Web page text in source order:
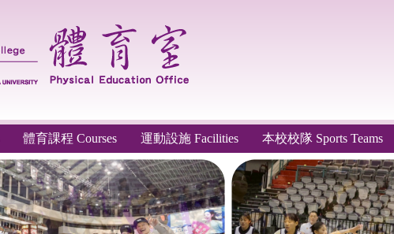
體育課程 Courses 運動設施 Facilities 本校校隊 Sports Teams